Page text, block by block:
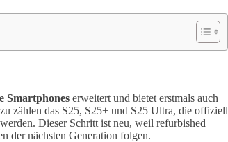
Smartphones erweitert und bietet erstmals auch
zählen das S25, S25+ und S25 Ultra, die offiziell
Dieser Schritt ist neu, weil refurbished
der nächsten Generation folgen.